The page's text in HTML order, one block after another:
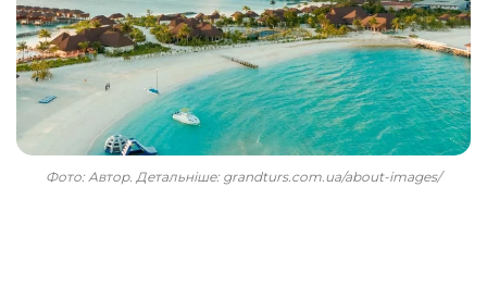
Фото: Автор. Детальніше: grandturs.com.ua/about-images/